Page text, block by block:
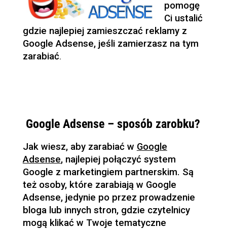
pomogę
Ci ustalić
gdzie najlepiej zamieszczać reklamy z
Google Adsense, jeśli zamierzasz na tym
zarabiać.
Google Adsense – sposób zarobku?
Jak wiesz, aby zarabiać w Google
Adsense, najlepiej połączyć system
Google z marketingiem partnerskim. Są
też osoby, które zarabiają w Google
Adsense, jedynie po przez prowadzenie
bloga lub innych stron, gdzie czytelnicy
mogą klikać w Twoje tematyczne